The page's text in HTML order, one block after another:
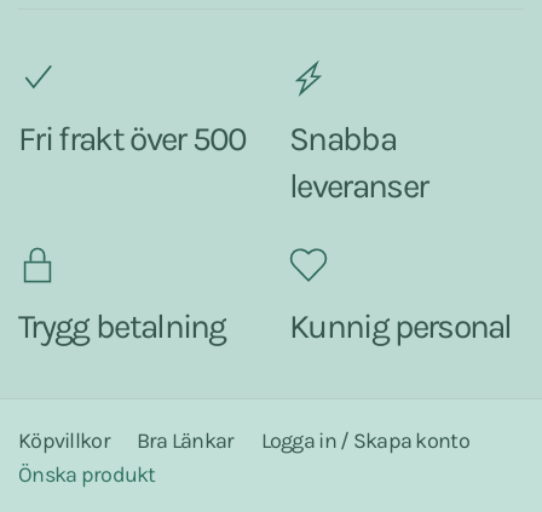
Fri frakt över 500
Snabba
leveranser
Trygg betalning Kunnig personal
Köpvillkor Bra Länkar
Logga in / Skapa konto
Önska produkt